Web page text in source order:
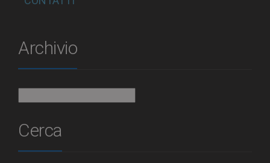
Archivio
Cerca